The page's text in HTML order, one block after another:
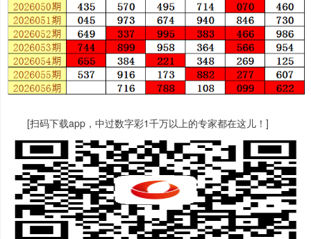
[扫码下载app，中过数字彩1千万以上的专家都在这儿！]